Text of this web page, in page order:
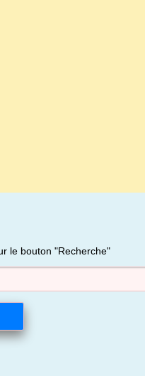
le bouton "Recherche"